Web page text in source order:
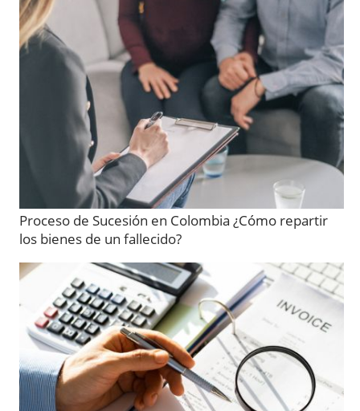
Proceso de Sucesión en Colombia ¿Cómo repartir
los bienes de un fallecido?